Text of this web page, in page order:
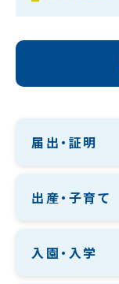
届出・証明
出産・子育て
入園・入学